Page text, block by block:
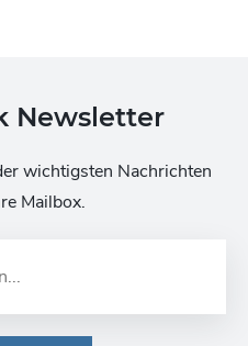
Newsletter
wichtigsten Nachrichten
Mailbox.